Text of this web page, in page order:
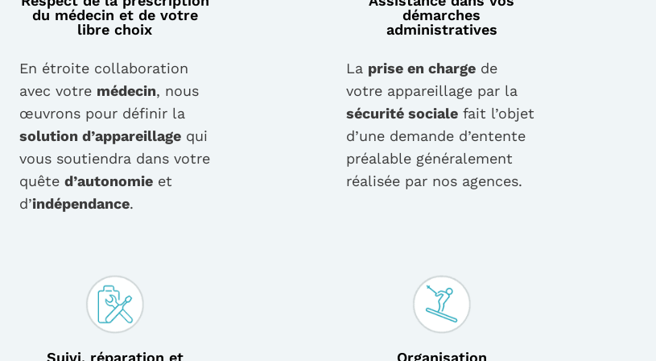
du médecin et de votre
libre choix
En étroite collaboration
avec votre médecin, nous
œuvrons pour définir la
solution d’appareillage qui
vous soutiendra dans votre
quêted’autonomie et
d’indépendance.
démarches
administratives
La prise en chargede
votre appareillage par la
sécurité socialefait l’objet
d’une demande d’entente
préalable généralement
réalisée par nos agences.